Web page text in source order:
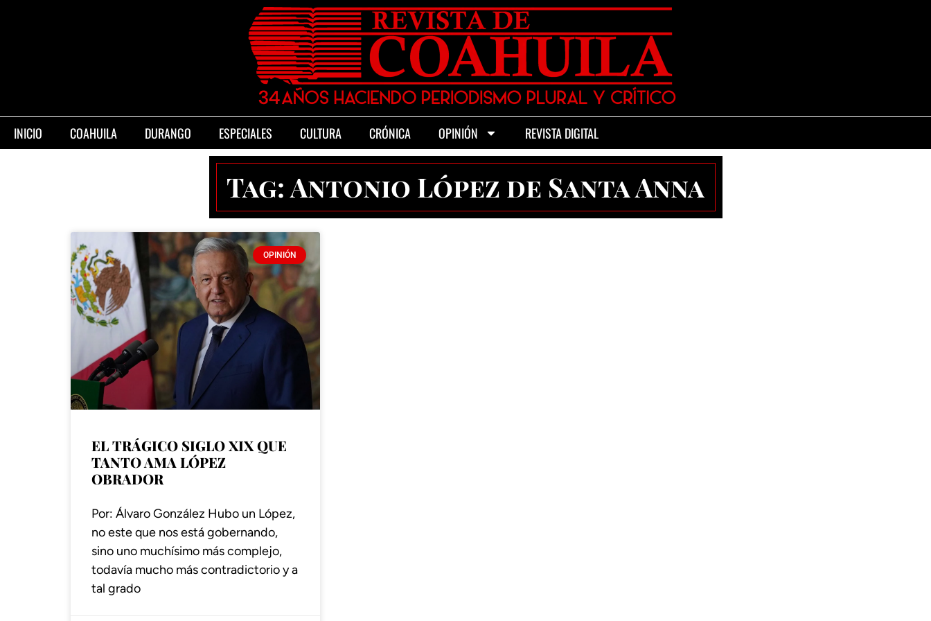
INICIO COAHUILA DURANGO ESPECIALES CULTURA CRÓNICA OPINIÓN REVISTA DIGITAL
Tag: Antonio López de Santa Anna
OPINIÓN
EL TRÁGICO SIGLO XIX QUE
TANTO AMA LÓPEZ
OBRADOR
Por: Álvaro González Hubo un López,
no este que nos está gobernando,
sino uno muchísimo más complejo,
todavía mucho más contradictorio y a
tal grado